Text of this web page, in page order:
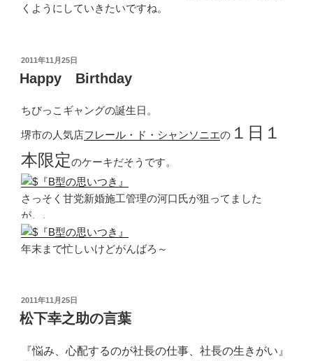
くようにしていきたいですね。
投
稿
日:
2011年11月25日
Happy Birthday
ちびっこギャングの誕生日。
堺市の人気店フレール・ド・シャンソニエの １日１
本限定のケーキだそうです。
さっそく甘党新婚施工管理の河口氏が狙ってました
が。。
年末まで忙しいけどがんばろ～
投
稿
日:
2011年11月25日
松下幸之助の言葉
『悩み、心配するのが社長の仕事、社長の生きがい』